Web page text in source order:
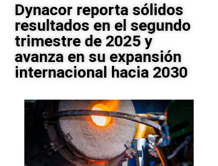
Dynacor reporta sólidos
resultados en el segundo
trimestre de 2025 y
avanza en su expansión
internacional hacia 2030